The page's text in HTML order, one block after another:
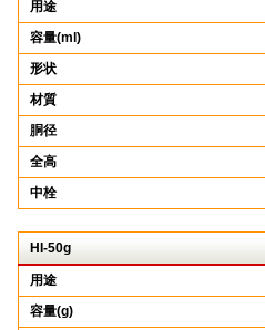
用途
容量(ml)
形状
材質
胴径
全高
中栓
HI-50g
用途
容量(g)